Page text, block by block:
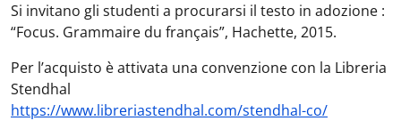
Si invitano gli studenti a procurarsi il testo in adozione :
“Focus. Grammaire du français”, Hachette, 2015.
Per l’acquisto è attivata una convenzione con la Libreria
Stendhal
https://www.libreriastendhal.com/stendhal-co/